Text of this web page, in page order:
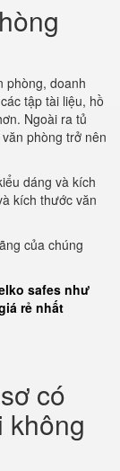
phòng, doanh
tập tài liệu, hồ
Ngoài ra tủ
phòng trở nên
dáng và kích
kích thước văn
của chúng
safes như
rẻ nhất
có
không